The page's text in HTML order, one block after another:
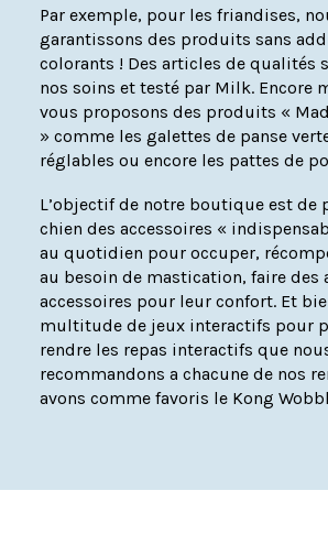
Par exemple, pour les friandises,
garantissons des produits sans
colorants ! Des articles de qualités
nos soins et testé par Milk. Encore
vous proposons des produits «
» comme les galettes de panse
réglables ou encore les pattes de
L’objectif de notre boutique est de
chien des accessoires «
au quotidien pour occuper,
au besoin de mastication, faire des
accessoires pour leur confort. Et
multitude de jeux interactifs pour
rendre les repas interactifs que
recommandons a chacune de nos
avons comme favoris le Kong